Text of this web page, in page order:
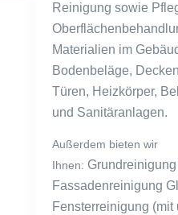
Reinigung sowie
Materialien im
Bodenbeläge,
Türen, Heizkörper,
und Sanitäranlagen.
Außerdem bieten wir
Ihnen: Grundreinigung
Fassadenreinigung
Fensterreinigung (mit